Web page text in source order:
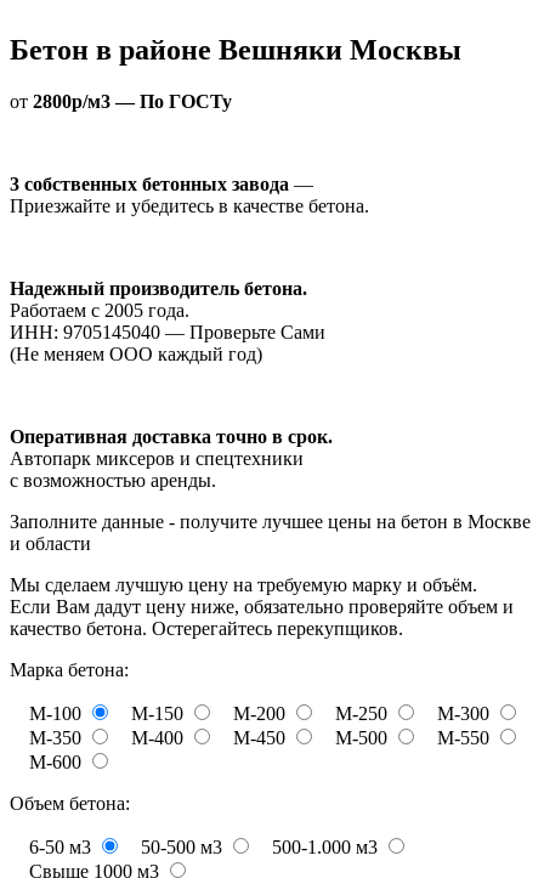
Бетон в районе Вешняки Москвы
от 2800р/м3 — По ГОСТу
3 собственных бетонных завода —
Приезжайте и убедитесь в качестве бетона.
Надежный производитель бетона.
Работаем с 2005 года.
ИНН: 9705145040 — Проверьте Сами
(Не меняем ООО каждый год)
Оперативная доставка точно в срок.
Автопарк миксеров и спецтехники
с возможностью аренды.
Заполните данные - получите лучшее цены на бетон в Москве
и области
Мы сделаем лучшую цену на требуемую марку и объём.
Если Вам дадут цену ниже, обязательно проверяйте объем и
качество бетона. Остерегайтесь перекупщиков.
Марка бетона:
М-100 М-150 М-200 М-250
М-300
М-350
М-400 М-450 М-500
М-550
М-600
Объем бетона:
6-50 м3 50-500 м3
500-1.000 м3
Свыше 1000 м3